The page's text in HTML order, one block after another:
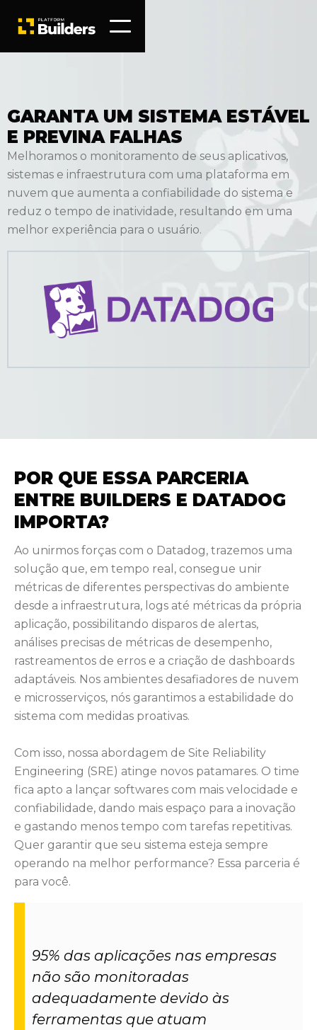
GARANTA UM SISTEMA ESTÁVEL
E PREVINA FALHAS
Melhoramos o monitoramento de seus aplicativos,
sistemas e infraestrutura com uma plataforma em
nuvem que aumenta a confiabilidade do sistema e
reduz o tempo de inatividade, resultando em uma
melhor experiência para o usuário.
POR QUE ESSA PARCERIA
ENTRE BUILDERS E DATADOG
IMPORTA?
Ao unirmos forças com o Datadog, trazemos uma
solução que, em tempo real, consegue unir
métricas de diferentes perspectivas do ambiente
desde a infraestrutura, logs até métricas da própria
aplicação, possibilitando disparos de alertas,
análises precisas de métricas de desempenho,
rastreamentos de erros e a criação de dashboards
adaptáveis. Nos ambientes desafiadores de nuvem
e microsserviços, nós garantimos a estabilidade do
sistema com medidas proativas.
Com isso, nossa abordagem de Site Reliability
Engineering (SRE) atinge novos patamares. O time
fica apto a lançar softwares com mais velocidade e
confiabilidade, dando mais espaço para a inovação
e gastando menos tempo com tarefas repetitivas.
Quer garantir que seu sistema esteja sempre
operando na melhor performance? Essa parceria é
para você.
95% das aplicações nas empresas
não são monitoradas
adequadamente devido às
ferramentas que atuam